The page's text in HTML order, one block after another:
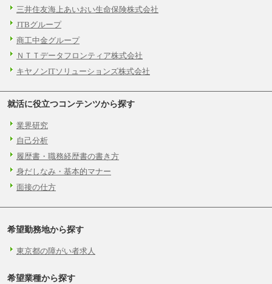
三井住友海上あいおい生命保険株式会社
JTBグループ
商工中金グループ
ＮＴＴデータフロンティア株式会社
キヤノンITソリューションズ株式会社
就活に役立つコンテンツから探す
業界研究
自己分析
履歴書・職務経歴書の書き方
身だしなみ・基本的マナー
面接の仕方
希望勤務地から探す
東京都の障がい者求人
希望業種から探す